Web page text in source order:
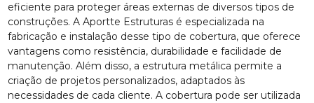
eficiente para proteger áreas externas de diversos tipos de
construções. A Aportte Estruturas é especializada na
fabricação e instalação desse tipo de cobertura, que oferece
vantagens como resistência, durabilidade e facilidade de
manutenção. Além disso, a estrutura metálica permite a
criação de projetos personalizados, adaptados às
necessidades de cada cliente. A cobertura pode ser utilizada